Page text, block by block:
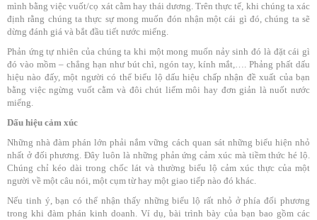
mình bằng việc vuốt/cọ xát cằm hay thái dương. Trên thực tế, khi chúng ta xác
định rằng chúng ta thực sự mong muốn đón nhận một cái gì đó, chúng ta sẽ
dừng đánh giá và bắt đầu tiết nước miếng.
Phản ứng tự nhiên của chúng ta khi một mong muốn nảy sinh đó là đặt cái gì
đó vào mồm – chẳng hạn như bút chì, ngón tay, kính mắt,…. Phảng phất dấu
hiệu nào đấy, một người có thể biểu lộ dấu hiệu chấp nhận đề xuất của bạn
bằng việc ngừng vuốt cằm và đôi chút liếm môi hay đơn giản là nuốt nước
miếng.
Dấu hiệu cảm xúc
Những nhà đàm phán lớn phải nắm vững cách quan sát những biểu hiện nhỏ
nhất ở đối phương. Đây luôn là những phản ứng cảm xúc mà tiềm thức hé lộ.
Chúng chỉ kéo dài trong chốc lát và thường biểu lộ cảm xúc thực của một
người về một câu nói, một cụm từ hay một giao tiếp nào đó khác.
Nếu tinh ý, bạn có thể nhận thấy những biểu lộ rất nhỏ ở phía đối phương
trong khi đàm phán kinh doanh. Ví dụ, bài trình bày của bạn bao gồm các